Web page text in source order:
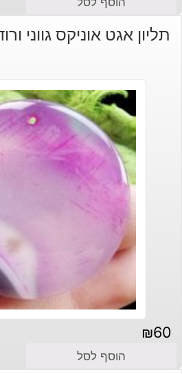
תליון אגט אוניקס גווני
₪60
הוסף לסל